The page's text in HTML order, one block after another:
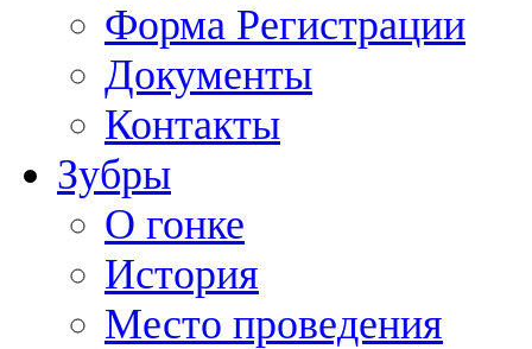
Форма Регистрации
Документы
Контакты
Зубры
О гонке
История
Место проведения